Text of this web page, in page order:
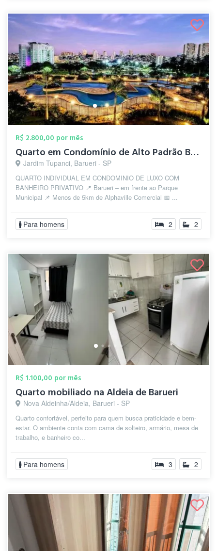
R$ 2.800,00 por mês
Quarto em Condomínio de Alto Padrão Baru...
Jardim Tupanci, Barueri - SP
QUARTO INDIVIDUAL EM CONDOMINIO DE LUXO COM
BANHEIRO PRIVATIVO 📍 Barueri – em frente ao Parque
Municipal 📌 Menos de 5km de Alphaville Comercial 📅 ...
Para homens 2 2
R$ 1.100,00 por mês
Quarto mobiliado na Aldeia de Barueri
Nova Aldeinha/Aldeia, Barueri - SP
Quarto confortável, perfeito para quem busca praticidade e bem-
estar. O ambiente conta com cama de solteiro, armário, mesa de
trabalho, e banheiro co...
Para homens 3 2